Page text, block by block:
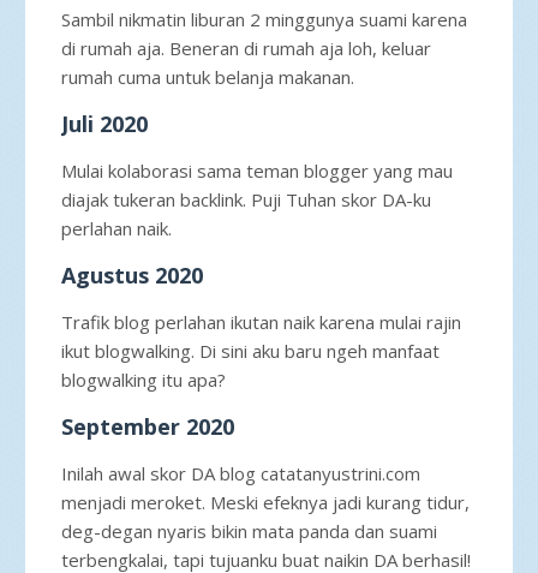
Sambil nikmatin liburan 2 minggunya suami karena
di rumah aja. Beneran di rumah aja loh, keluar
rumah cuma untuk belanja makanan.
Juli 2020
Mulai kolaborasi sama teman blogger yang mau
diajak tukeran backlink. Puji Tuhan skor DA-ku
perlahan naik.
Agustus 2020
Trafik blog perlahan ikutan naik karena mulai rajin
ikut blogwalking. Di sini aku baru ngeh manfaat
blogwalking itu apa?
September 2020
Inilah awal skor DA blog catatanyustrini.com
menjadi meroket. Meski efeknya jadi kurang tidur,
deg-degan nyaris bikin mata panda dan suami
terbengkalai, tapi tujuanku buat naikin DA berhasil!